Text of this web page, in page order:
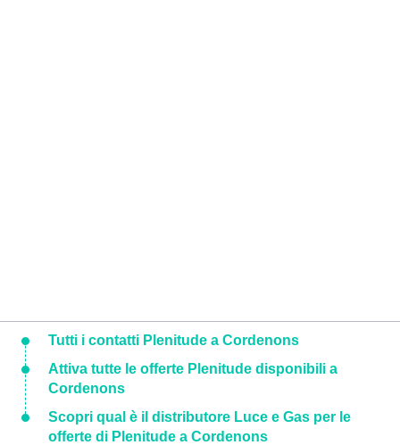
Tutti i contatti Plenitude a Cordenons
Attiva tutte le offerte Plenitude disponibili a
Cordenons
Scopri qual è il distributore Luce e Gas per le
offerte di Plenitude a Cordenons